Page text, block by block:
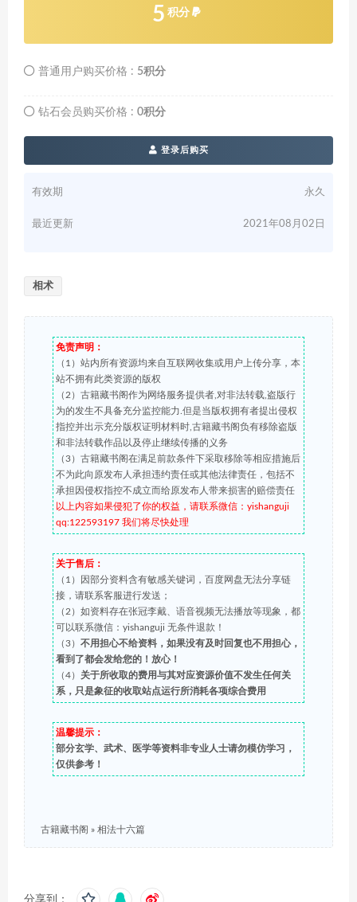
5 积分
普通用户购买价格 : 5积分
钻石会员购买价格 : 0积分
登录后购买
有效期 永久
最近更新 2021年08月02日
相术
免责声明：
（1）站内所有资源均来自互联网收集或用户上传分享，本
站不拥有此类资源的版权
（2）古籍藏书阁作为网络服务提供者,对非法转载,盗版行
为的发生不具备充分监控能力.但是当版权拥有者提出侵权
指控并出示充分版权证明材料时,古籍藏书阁负有移除盗版
和非法转载作品以及停止继续传播的义务
（3）古籍藏书阁在满足前款条件下采取移除等相应措施后
不为此向原发布人承担违约责任或其他法律责任，包括不
承担因侵权指控不成立而给原发布人带来损害的赔偿责任
以上内容如果侵犯了你的权益，请联系微信：yishanguji
qq:122593197 我们将尽快处理
关于售后：
（1）因部分资料含有敏感关键词，百度网盘无法分享链
接，请联系客服进行发送；
（2）如资料存在张冠李戴、语音视频无法播放等现象，都
可以联系微信：yishanguji 无条件退款！
（3） 不用担心不给资料，如果没有及时回复也不用担心，
看到了都会发给您的！放心！
（4） 关于所收取的费用与其对应资源价值不发生任何关
系，只是象征的收取站点运行所消耗各项综合费用
温馨提示：
部分玄学、武术、医学等资料非专业人士请勿模仿学习，
仅供参考！
古籍藏书阁 » 相法十六篇
分享到：